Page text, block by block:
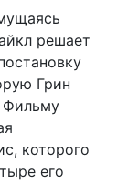
решает
Грин
Фильму
которого
его